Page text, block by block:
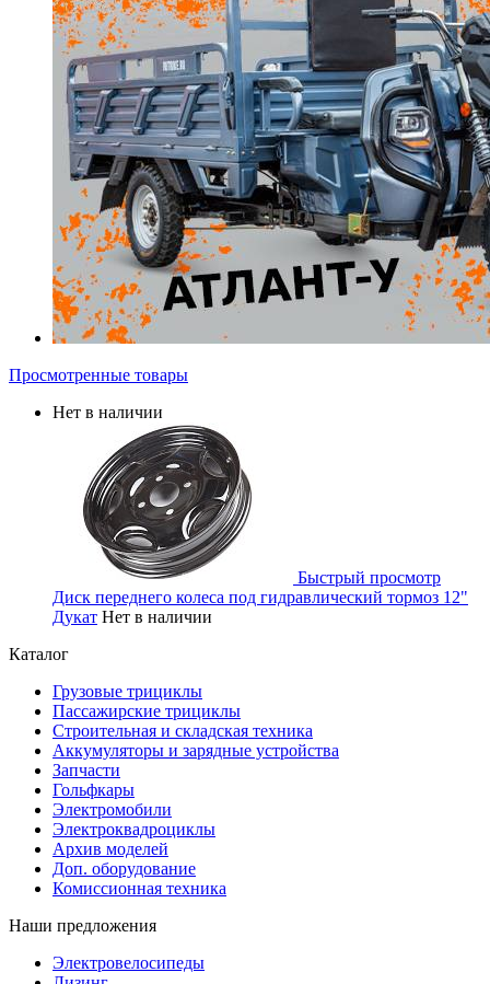
Просмотренные товары
Нет в наличии
Быстрый просмотр
Диск переднего колеса под гидравлический тормоз 12"
Дукат Нет в наличии
Каталог
Грузовые трициклы
Пассажирские трициклы
Строительная и складская техника
Аккумуляторы и зарядные устройства
Запчасти
Гольфкары
Электромобили
Электроквадроциклы
Архив моделей
Доп. оборудование
Комиссионная техника
Наши предложения
Электровелосипеды